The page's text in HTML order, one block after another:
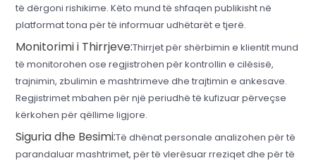
të dërgoni rishikime. Këto mund të shfaqen publikisht në
platformat tona për të informuar udhëtarët e tjerë.
Monitorimi i Thirrjeve:Thirrjet për shërbimin e klientit mund
të monitorohen ose regjistrohen për kontrollin e cilësisë,
trajnimin, zbulimin e mashtrimeve dhe trajtimin e ankesave.
Regjistrimet mbahen për një periudhë të kufizuar përveçse
kërkohen për qëllime ligjore.
Siguria dhe Besimi:Të dhënat personale analizohen për të
parandaluar mashtrimet, për të vlerësuar rreziqet dhe për të